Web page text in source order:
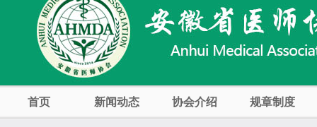
首页 新闻动态 协会介绍 规章制度